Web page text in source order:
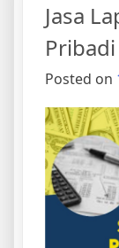
Jasa
Posted on